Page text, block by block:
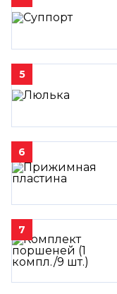
5
6
7